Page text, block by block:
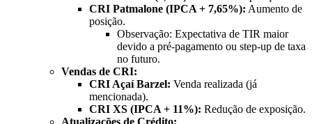
CRI Patmalone (IPCA + 7,65%): Aumento de
posição.
Observação: Expectativa de TIR maior
devido a pré-pagamento ou step-up de taxa
no futuro.
Vendas de CRI:
CRI Açaí Barzel: Venda realizada (já
mencionada).
CRI XS (IPCA + 11%): Redução de exposição.
Atualizações de Crédito: